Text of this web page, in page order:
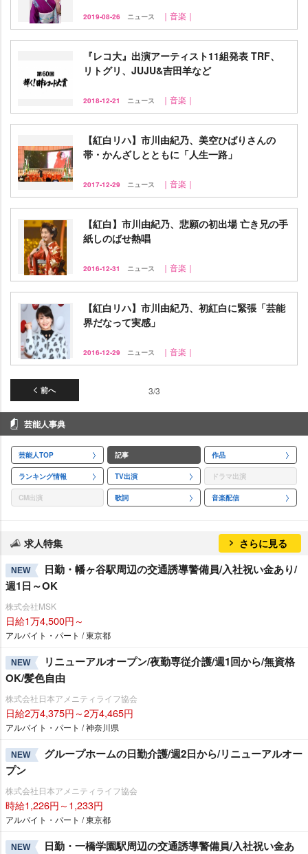
2019-08-26 ニュース ｜音楽｜
『レコ大』出演アーティスト11組発表 TRF、
リトグリ、JUJU&吉田羊など
2018-12-21 ニュース ｜音楽｜
【紅白リハ】市川由紀乃、美空ひばりさんの
帯・かんざしとともに「人生一路」
2017-12-29 ニュース ｜音楽｜
【紅白】市川由紀乃、悲願の初出場 亡き兄の手
紙しのばせ熱唱
2016-12-31 ニュース ｜音楽｜
【紅白リハ】市川由紀乃、初紅白に緊張「芸能
界だなって実感」
2016-12-29 ニュース ｜音楽｜
前へ 3/3
芸能人事典
芸能人TOP 記事 作品
ランキング情報 TV出演 ドラマ出演
CM出演 歌詞 音楽配信
求人特集 さらに見る
NEW
日勤・幡ヶ谷駅周辺の交通誘導警備員/入社祝い金あり/
週1日～OK
株式会社MSK
日給1万4,500円～
アルバイト・パート / 東京都
NEW
リニューアルオープン/夜勤専従介護/週1回から/無資格
OK/髪色自由
株式会社日本アメニティライフ協会
日給2万4,375円～2万4,465円
アルバイト・パート / 神奈川県
NEW
グループホームの日勤介護/週2日から/リニューアルオー
プン
株式会社日本アメニティライフ協会
時給1,226円～1,233円
アルバイト・パート / 東京都
NEW
日勤・一橋学園駅周辺の交通誘導警備員/入社祝い金あ